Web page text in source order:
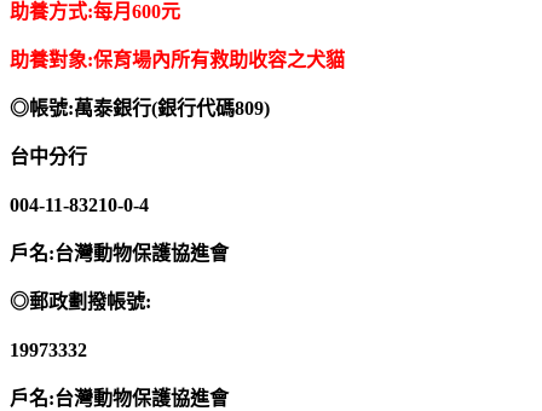
助養方式:每月600元
助養對象:保育場內所有救助收容之犬貓
◎帳號:萬泰銀行(銀行代碼809)
台中分行
004-11-83210-0-4
戶名:台灣動物保護協進會
◎郵政劃撥帳號:
19973332
戶名:台灣動物保護協進會